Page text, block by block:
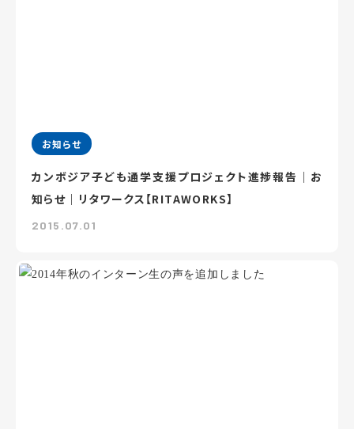
お知らせ
カンボジア子ども通学支援プロジェクト進捗報告｜お
知らせ｜リタワークス【RITAWORKS】
2015.07.01